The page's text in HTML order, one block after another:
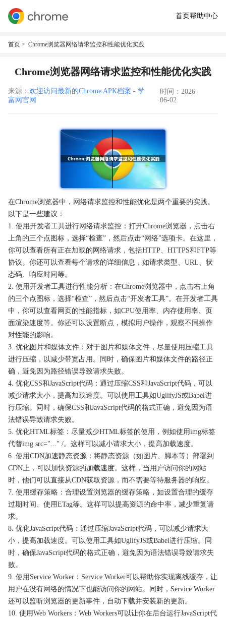
首页帮助中心
首页 > Chrome浏览器网络请求监控和性能优化实践
Chrome浏览器网络请求监控和性能优化实践
来源： 欢迎访问最新的Chrome APK档案 - 学
富网官网
时间：2026-
06-02
在Chrome浏览器中，网络请求监控和性能优化是两个重要的实践。
以下是一些建议：
1. 使用开发者工具进行网络请求监控：打开Chrome浏览器，点击右
上角的三个点图标，选择“检查”，然后点击“网络”选项卡。在这里，
你可以查看所有正在加载的网络请求，包括HTTP、HTTPS和FTP等
协议。你还可以查看每个请求的详细信息，如请求类型、URL、状
态码、响应时间等。
2. 使用开发者工具进行性能分析：在Chrome浏览器中，点击右上角
的三个点图标，选择“检查”，然后点击“开发者工具”。在开发者工具
中，你可以查看网页的性能指标，如CPU使用率、内存使用率、页
面渲染速度等。你还可以设置断点，模拟用户操作，观察不同操作
对性能的影响。
3. 优化图片和媒体文件：对于图片和媒体文件，尽量使用压缩工具
进行压缩，以减少带宽占用。同时，确保图片和媒体文件的路径正
确，避免因为路径错误导致请求失败。
4. 优化CSS和JavaScript代码：通过压缩CSS和JavaScript代码，可以
减少请求大小，提高加载速度。可以使用工具如UglifyJS或Babel进
行压缩。同时，确保CSS和JavaScript代码的格式正确，避免因为语
法错误导致请求失败。
5. 优化HTML标签：尽量减少HTML标签的使用，例如使用img标签
代替img src="..." /。这样可以减小请求大小，提高加载速度。
6. 使用CDN加速静态资源：将静态资源（如图片、脚本等）部署到
CDN上，可以加快资源的加载速度。这样，当用户访问你的网站
时，他们可以直接从CDN获取资源，而不需要等待服务器的响应。
7. 使用缓存策略：合理设置浏览器的缓存策略，如设置合理的缓存
过期时间、使用ETag等。这样可以提高资源的命中率，减少重复请
求。
8. 优化JavaScript代码：通过压缩JavaScript代码，可以减少请求大
小，提高加载速度。可以使用工具如UglifyJS或Babel进行压缩。同
时，确保JavaScript代码的格式正确，避免因为语法错误导致请求失
败。
9. 使用Service Worker：Service Worker可以帮助你实现离线缓存，让
用户在没有网络的情况下也能访问你的网站。同时，Service Worker
还可以监听浏览器的更新事件，自动下载并安装新的更新。
10. 使用Web Workers：Web Workers可以让你在后台运行JavaScript代